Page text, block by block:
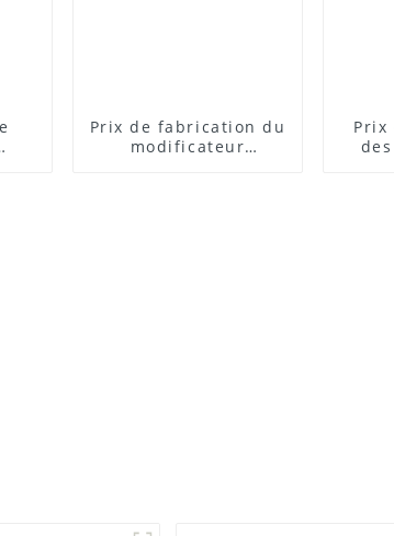
Prix ​​de fabrication du
modificateur
Prix